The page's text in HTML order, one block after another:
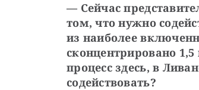
— Сейчас
том, что нужно
из наиболее
сконцентрировано
процесс здесь, в
содействовать?